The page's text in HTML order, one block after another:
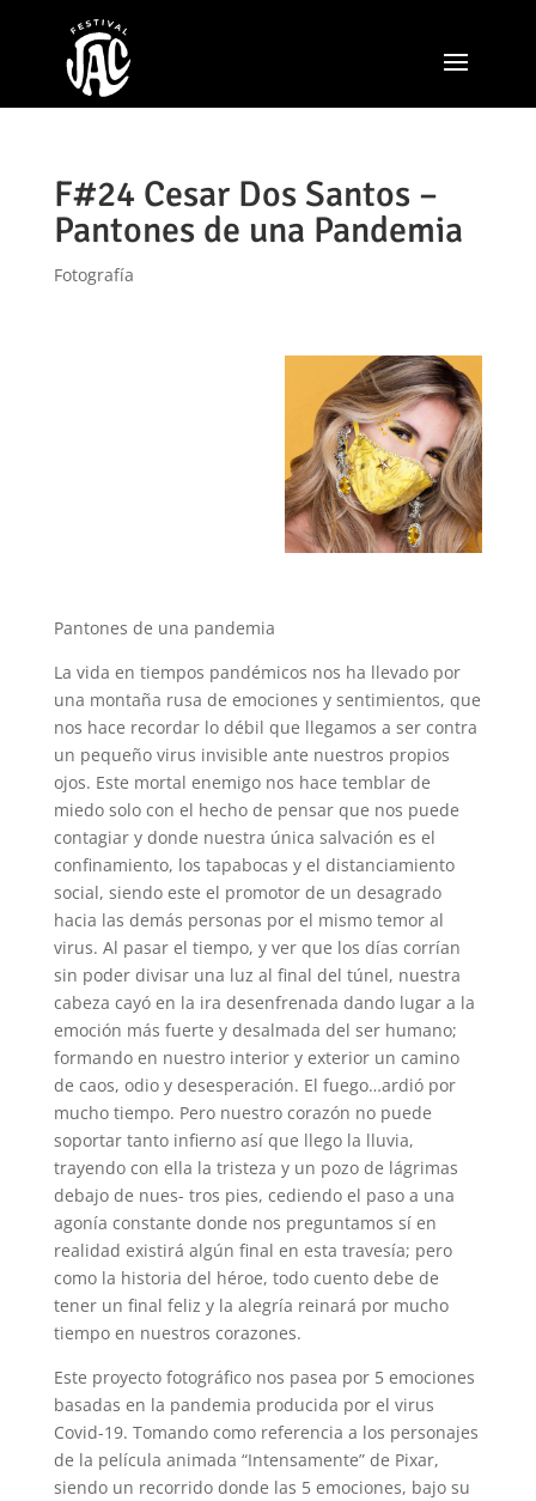
F#24 Cesar Dos Santos –
Pantones de una Pandemia
Fotografía
Pantones de una pandemia
La vida en tiempos pandémicos nos ha llevado por
una montaña rusa de emociones y sentimientos, que
nos hace recordar lo débil que llegamos a ser contra
un pequeño virus invisible ante nuestros propios
ojos. Este mortal enemigo nos hace temblar de
miedo solo con el hecho de pensar que nos puede
contagiar y donde nuestra única salvación es el
confinamiento, los tapabocas y el distanciamiento
social, siendo este el promotor de un desagrado
hacia las demás personas por el mismo temor al
virus. Al pasar el tiempo, y ver que los días corrían
sin poder divisar una luz al final del túnel, nuestra
cabeza cayó en la ira desenfrenada dando lugar a la
emoción más fuerte y desalmada del ser humano;
formando en nuestro interior y exterior un camino
de caos, odio y desesperación. El fuego…ardió por
mucho tiempo. Pero nuestro corazón no puede
soportar tanto infierno así que llego la lluvia,
trayendo con ella la tristeza y un pozo de lágrimas
debajo de nues- tros pies, cediendo el paso a una
agonía constante donde nos preguntamos sí en
realidad existirá algún final en esta travesía; pero
como la historia del héroe, todo cuento debe de
tener un final feliz y la alegría reinará por mucho
tiempo en nuestros corazones.
Este proyecto fotográfico nos pasea por 5 emociones
basadas en la pandemia producida por el virus
Covid-19. Tomando como referencia a los personajes
de la película animada “Intensamente” de Pixar,
siendo un recorrido donde las 5 emociones, bajo su